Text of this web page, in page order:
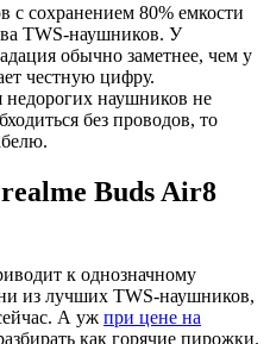
с сохранением 80% емкости
TWS-наушников. У
обычно заметнее, чем у
честную цифру.
недорогих наушников не
без проводов, то
Buds Air8
к однозначному
из лучших TWS-наушников,
А уж при цене на
как горячие пирожки.